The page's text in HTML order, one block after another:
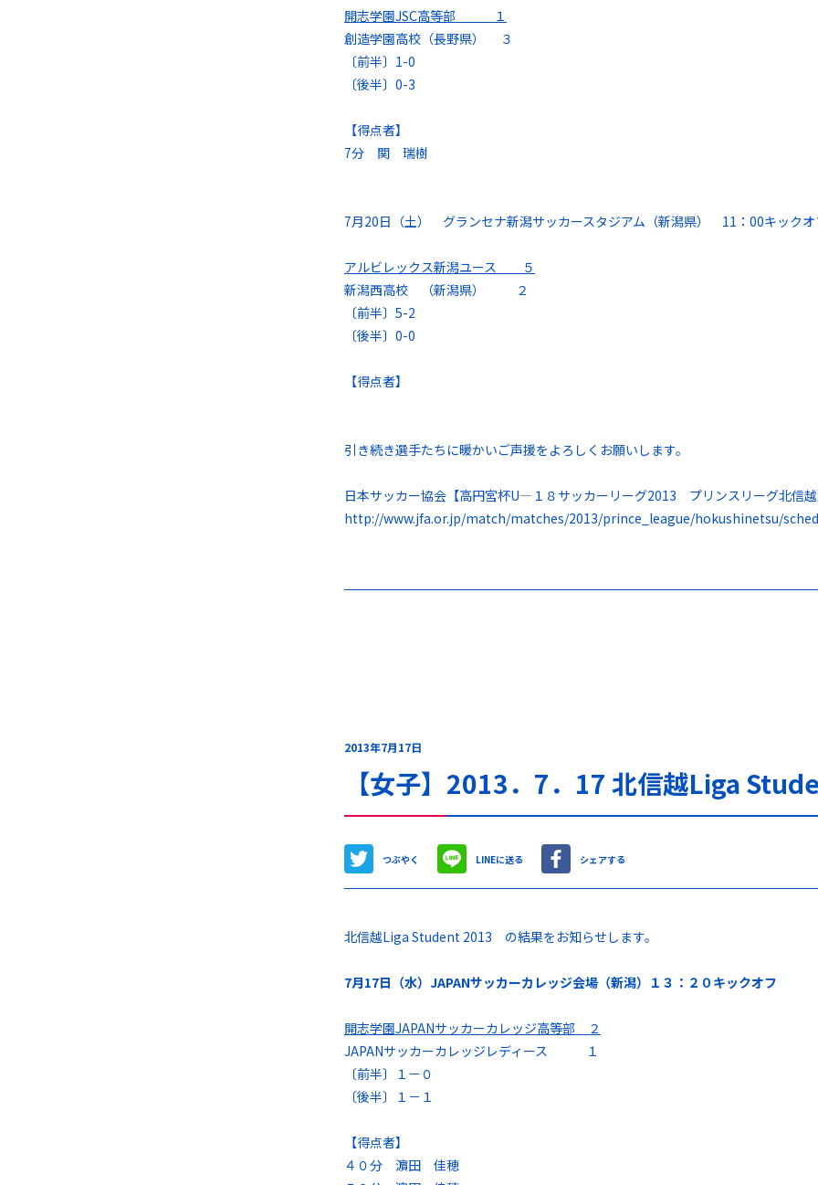
開志学園JSC高等部 １
創造学園高校（長野県） ３
〔前半〕1-0
〔後半〕0-3
【得点者】
7分 関 瑞樹
7月20日（土） グランセナ新潟サッカースタジアム（新潟県） 11：00キックオ
アルビレックス新潟ユース ５
新潟西高校 （新潟県） ２
〔前半〕5-2
〔後半〕0-0
【得点者】
引き続き選手たちに暖かいご声援をよろしくお願いします。
日本サッカー協会【高円宮杯U―１８サッカーリーグ2013 プリンスリーグ北信
http://www.jfa.or.jp/match/matches/2013/prince_league/hokushinetsu/
2013年7月17日
【女子】2013．7．17 北信越Liga
つぶやく LINEに送る シェアする
北信越Liga Student 2013 の結果をお知らせします。
7月17日（水）JAPANサッカーカレッジ会場（新潟）１３：２０キックオフ
開志学園JAPANサッカーカレッジ高等部 ２
JAPANサッカーカレッジレディース １
〔前半〕１－０
〔後半〕１－１
【得点者】
４０分 濵田 佳穂